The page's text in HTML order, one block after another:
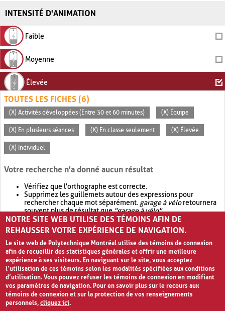
INTENSITÉ D'ANIMATION
Faible
Moyenne
Élevée
TOUTES LES FICHES (6)
(X) Activités développées (Entre 30 et 60 minutes) (X) Équipe
(X) En plusieurs séances (X) En classe seulement (X) Élevée
(X) Individuel
Votre recherche n'a donné aucun résultat
Vérifiez que l'orthographe est correcte.
Supprimez les guillemets autour des expressions pour
rechercher chaque mot séparément. garage à véloretournera
souvent plus de résultat que"garage à vélo".
Envisagez d'élargir votre recherche avec OR.garage OR vélo
retournera souvent plus de résultat quegarage à vélo
NOTRE SITE WEB UTILISE DES TÉMOINS AFIN DE
REHAUSSER VOTRE EXPÉRIENCE DE NAVIGATION.
Le site web de Polytechnique Montréal utilise des témoins de connexion
afin de recueillir des statistiques générales et offrir une meilleure
expérience à ses visiteurs. En naviguant sur le site, vous acceptez
l’utilisation de ces témoins selon les modalités spécifiées aux conditions
d’utilisation. Vous pouvez refuser les témoins de connexion en modifiant
vos paramètres de navigation. Pour en savoir plus sur le recours aux
témoins de connexion et sur la protection de vos renseignements
personnels,cliquez ici.